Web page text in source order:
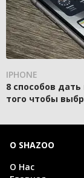
IPHONE
8 способов
того чтобы
О SHAZOO
О Нас